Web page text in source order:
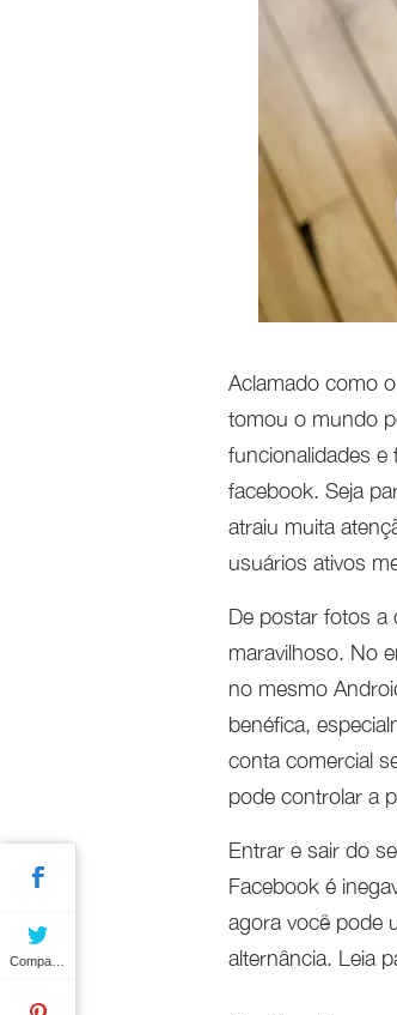
Aclamado como
tomou o mundo
funcionalidades e
facebook. Seja
atraiu muita
usuários ativos
De postar fotos a
maravilhoso. No
no mesmo
benéfica,
conta comercial
pode controlar a
Entrar e sair do
Facebook é
agora você pode
alternância. Leia